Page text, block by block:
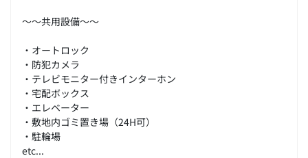
～～共用設備～～
・オートロック
・防犯カメラ
・テレビモニター付きインターホン
・宅配ボックス
・エレベーター
・敷地内ゴミ置き場（24H可）
・駐輪場
etc...